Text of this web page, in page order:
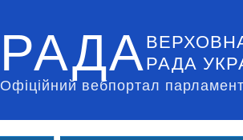
РАДА РАДА
Офіційний вебпортал